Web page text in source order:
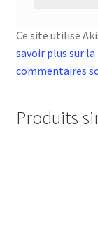
Ce site utilise
savoir plus sur
commentaires
Produits